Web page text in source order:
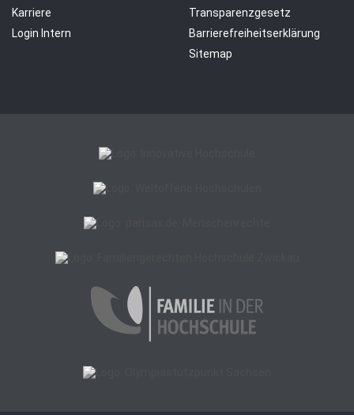
Karriere
Login Intern
Transparenzgesetz
Barrierefreiheitserklärung
Sitemap